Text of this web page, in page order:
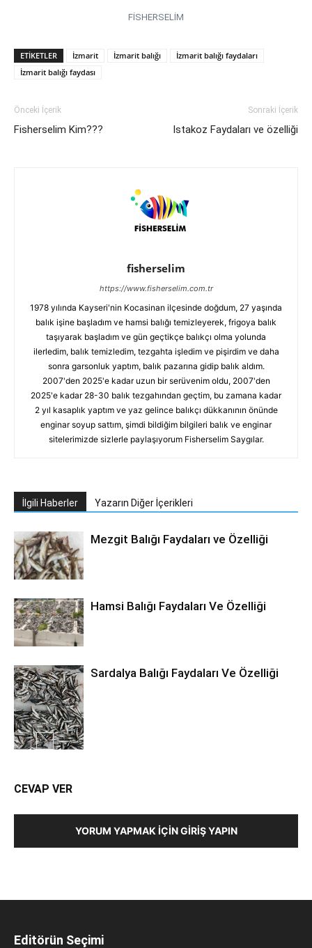
FİSHERSELİM
ETIKETLER İzmarit İzmarit balığı
İzmarit balığı faydaları
İzmarit balığı faydası
Önceki İçerik
Fisherselim Kim???
Sonraki İçerik
Istakoz Faydaları ve özelliği
fisherselim
https://www.fisherselim.com.tr
1978 yılında Kayseri'nin Kocasinan ilçesinde doğdum, 27 yaşında
balık işine başladım ve hamsi balığı temizleyerek, frigoya balık
taşıyarak başladım ve gün geçtikçe balıkçı olma yolunda
ilerledim, balık temizledim, tezgahta işledim ve pişirdim ve daha
sonra garsonluk yaptım, balık pazarına gidip balık aldım.
2007'den 2025'e kadar uzun bir serüvenim oldu, 2007'den
2025'e kadar 28-30 balık tezgahından geçtim, bu zamana kadar
2 yıl kasaplık yaptım ve yaz gelince balıkçı dükkanının önünde
enginar soyup sattım, şimdi bildiğim bilgileri balık ve enginar
sitelerimizde sizlerle paylaşıyorum Fisherselim Saygılar.
İlgili Haberler Yazarın Diğer İçerikleri
Mezgit Balığı Faydaları ve Özelliği
Hamsi Balığı Faydaları Ve Özelliği
Sardalya Balığı Faydaları Ve Özelliği
CEVAP VER
YORUM YAPMAK İÇIN GIRIŞ YAPIN
Editörün Seçimi